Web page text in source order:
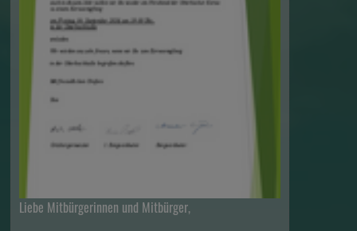
Liebe Mitbürgerinnen und Mitbürger,